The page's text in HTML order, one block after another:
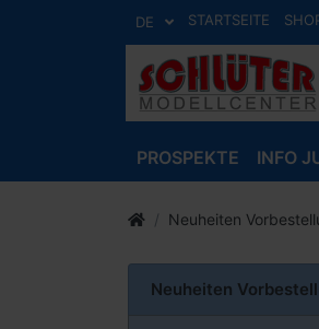
DE STARTSEITE
PROSPEKTE INFO
Neuheiten
Neuheiten